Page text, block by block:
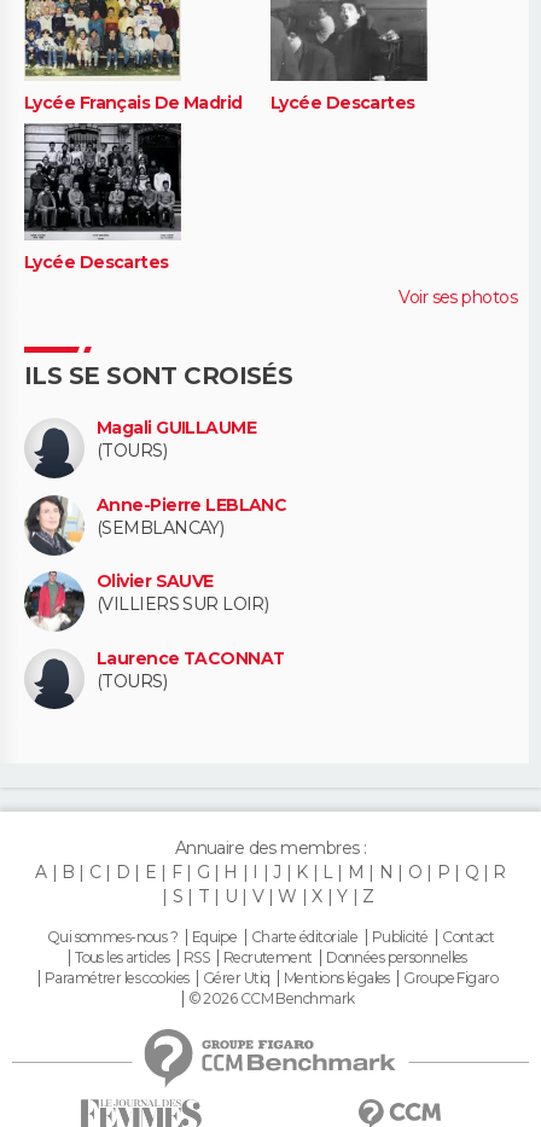
Lycée Français De Madrid Lycée Descartes
Lycée Descartes
Voir ses photos
ILS SE SONT CROISÉS
Magali GUILLAUME
(TOURS)
Anne-Pierre LEBLANC
(SEMBLANCAY)
Olivier SAUVE
(VILLIERS SUR LOIR)
Laurence TACONNAT
(TOURS)
Annuaire des membres :
A
B C D E F G H I J K L M N O P Q
R
S
T U V W X Y Z
Qui sommes-nous ? Equipe Charte éditoriale Publicité
Contact
Tous les articles
RSS Recrutement
Données personnelles
Paramétrer les cookies
Gérer Utiq Mentions légales
Groupe Figaro
© 2026 CCM Benchmark